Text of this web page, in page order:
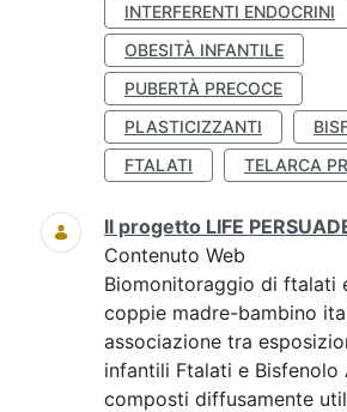
INTERFERENTI ENDOCRINI
OBESITÀ INFANTILE
PUBERTÀ PRECOCE
PLASTICIZZANTI
FTALATI
TELARCA
Il progetto LIFE
Contenuto Web
Biomonitoraggio di ftalati
coppie madre-bambino
associazione tra
infantili Ftalati e Bisfenolo
composti diffusamente